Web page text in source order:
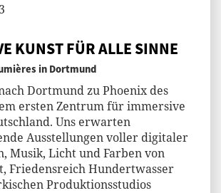
KUNST FÜR ALLE SINNE
in Dortmund
Dortmund zu Phoenix des
ersten Zentrum für immersive
Uns erwarten
Ausstellungen voller digitaler
Musik, Licht und Farben von
Friedensreich Hundertwasser
Produktionsstudios